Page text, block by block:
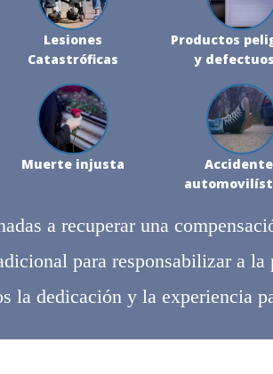
Lesiones
Catastróficas
Productos
y
Muerte injusta
a recuperar una
para responsabilizar a
la dedicación y la experiencia